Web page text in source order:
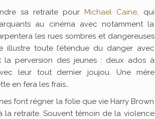
sa retraite pour Michael Caine, qui
au cinéma avec notamment la
les rues sombres et dangereuses
illustre toute l’étendue du danger avec
la perversion des jeunes : deux ados à
leur tout dernier joujou. Une mère
en fera les frais…
font régner la folie que vie Harry Brown
la retraite. Souvent témoin de la violence